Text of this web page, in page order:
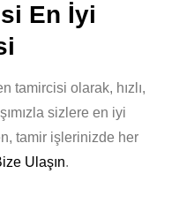
En İyi
tamircisi olarak, hızlı,
sizlere en iyi
tamir işlerinizde her
Ulaşın.